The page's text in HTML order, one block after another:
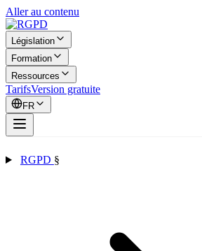
Aller au contenu
Législation
Formation
Ressources
TarifsVersion gratuite
FR
RGPD §